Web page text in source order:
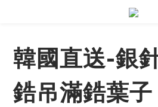
韓國直送-銀
鋯吊滿鋯葉子